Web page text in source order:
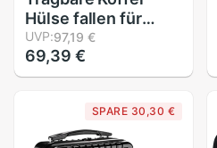
Hülse fallen für
Hyperice Hypervolt
Massage Stock
Harte fallen
Reise fallen (Silber)
UVP:97,19 €
69,39 €
SPARE 30,30 €